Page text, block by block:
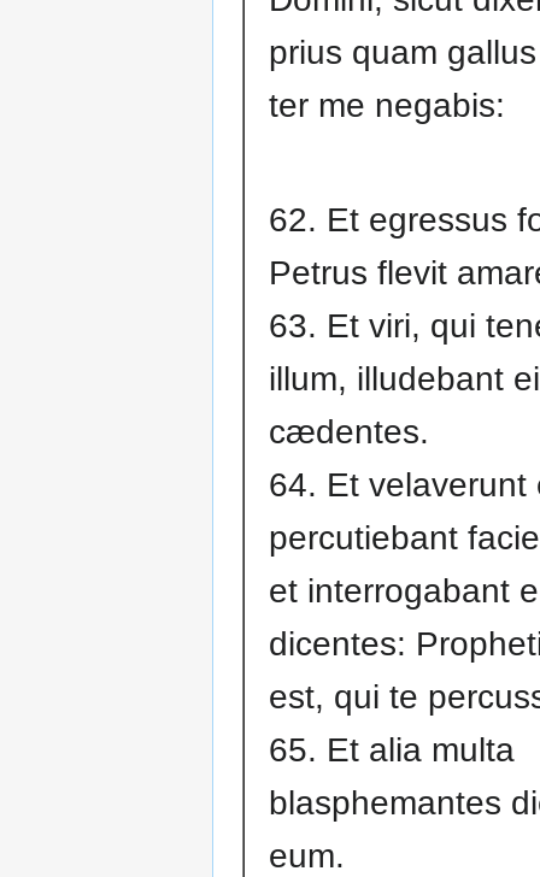
prius quam
ter me negabis:
62. Et egressus
Petrus flevit
63. Et viri, qui
illum, illudebant
cædentes.
64. Et velaverunt
percutiebant
et interrogabant
dicentes:
est, qui te
65. Et alia multa
blasphemantes
eum.